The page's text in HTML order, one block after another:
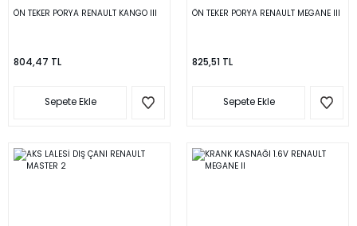
ÖN TEKER PORYA RENAULT KANGO III
804,47 TL
Sepete Ekle
ÖN TEKER PORYA RENAULT MEGANE III
825,51 TL
Sepete Ekle